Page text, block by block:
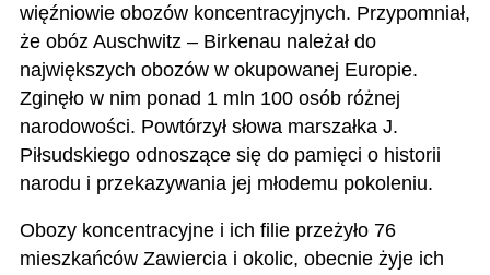
więźniowie obozów koncentracyjnych. Przypomniał,
że obóz Auschwitz – Birkenau należał do
największych obozów w okupowanej Europie.
Zginęło w nim ponad 1 mln 100 osób różnej
narodowości. Powtórzył słowa marszałka J.
Piłsudskiego odnoszące się do pamięci o historii
narodu i przekazywania jej młodemu pokoleniu.
Obozy koncentracyjne i ich filie przeżyło 76
mieszkańców Zawiercia i okolic, obecnie żyje ich